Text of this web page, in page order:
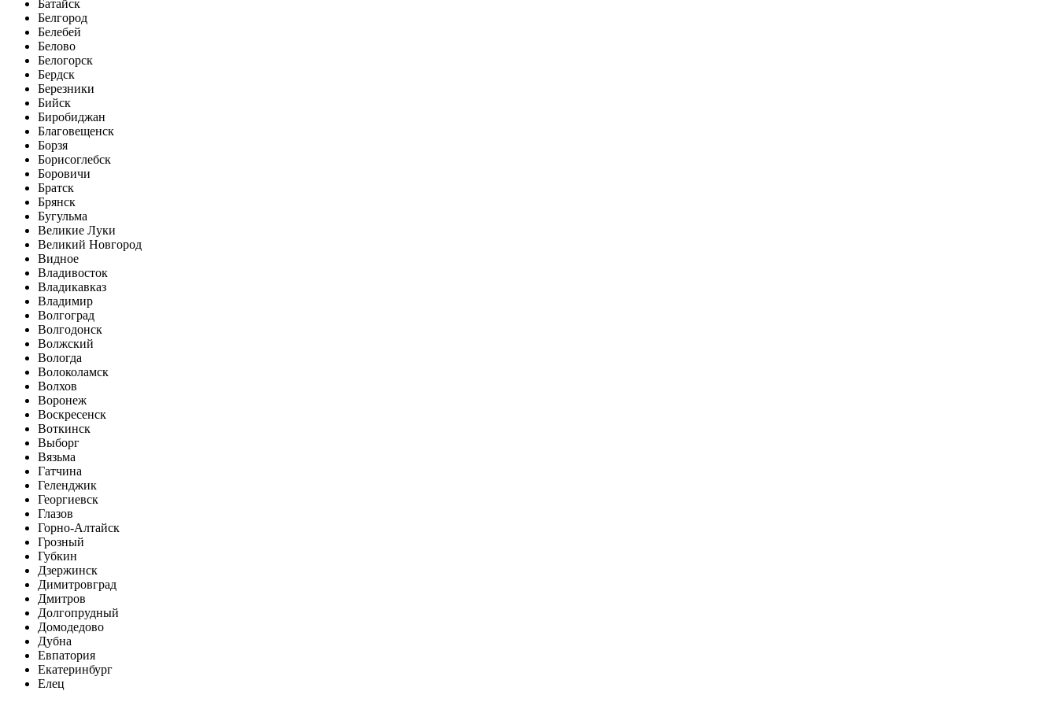
Батайск
Белгород
Белебей
Белово
Белогорск
Бердск
Березники
Бийск
Биробиджан
Благовещенск
Борзя
Борисоглебск
Боровичи
Братск
Брянск
Бугульма
Великие Луки
Великий Новгород
Видное
Владивосток
Владикавказ
Владимир
Волгоград
Волгодонск
Волжский
Вологда
Волоколамск
Волхов
Воронеж
Воскресенск
Воткинск
Выборг
Вязьма
Гатчина
Геленджик
Георгиевск
Глазов
Горно-Алтайск
Грозный
Губкин
Дзержинск
Димитровград
Дмитров
Долгопрудный
Домодедово
Дубна
Евпатория
Екатеринбург
Елец